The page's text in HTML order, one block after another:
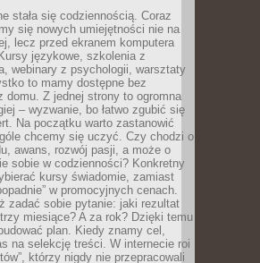
stała się codziennością. Coraz
się nowych umiejętności nie na
lecz przed ekranem komputera
językowe, szkolenia z
webinary z psychologii, warsztaty
to mamy dostępne bez
domu. Z jednej strony to ogromna
– wyzwanie, bo łatwo zgubić się
Na początku warto zastanowić
chcemy się uczyć. Czy chodzi o
awans, rozwój pasji, a może o
sobie w codzienności? Konkretny
kursy świadomie, zamiast
w promocyjnych cenach.
zadać sobie pytanie: jaki rezultat
miesiące? A za rok? Dzięki temu
plan. Kiedy znamy cel,
na selekcję treści. W internecie roi
którzy nigdy nie przepracowali